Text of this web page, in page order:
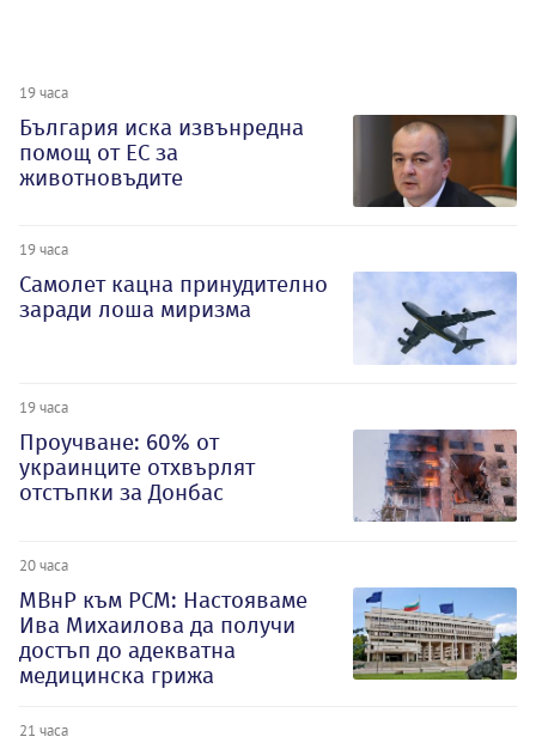
19 часа
България иска извънредна
помощ от ЕС за
животновъдите
19 часа
Самолет кацна принудително
заради лоша миризма
19 часа
Проучване: 60% от
украинците отхвърлят
отстъпки за Донбас
20 часа
МВнР към РСМ: Настояваме
Ива Михаилова да получи
достъп до адекватна
медицинска грижа
21 часа